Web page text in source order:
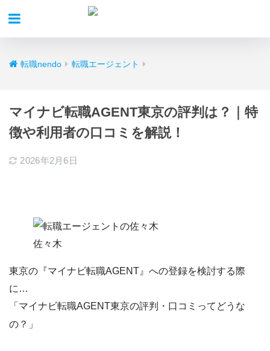
転職nendo 転職エージェント
マイナビ転職AGENT東京の評判は？｜特
徴や利用者の口コミを解説！
2026年2月6日
佐々木
東京の『マイナビ転職AGENT』への登録を検討する際
に…
「マイナビ転職AGENT東京の評判・口コミってどうな
の？」